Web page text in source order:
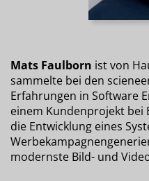
Mats Faulborn ist von
sammelte bei den
Erfahrungen in Software
einem Kundenprojekt
die Entwicklung eines
modernste Bild- und